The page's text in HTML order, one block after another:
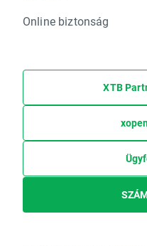
Online biztonság
XTB